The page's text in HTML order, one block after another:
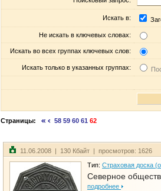
Искать в:
Не искать в ключевых словах:
Искать во всех группах ключевых слов:
Искать только в указанных группах:
Страницы: 58 59 60 61 62
11.06.2008 | 130 Кбайт | просмотров: 1626
Тип: Страховая доска
Северное
подробнее